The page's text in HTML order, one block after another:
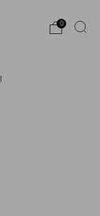
0